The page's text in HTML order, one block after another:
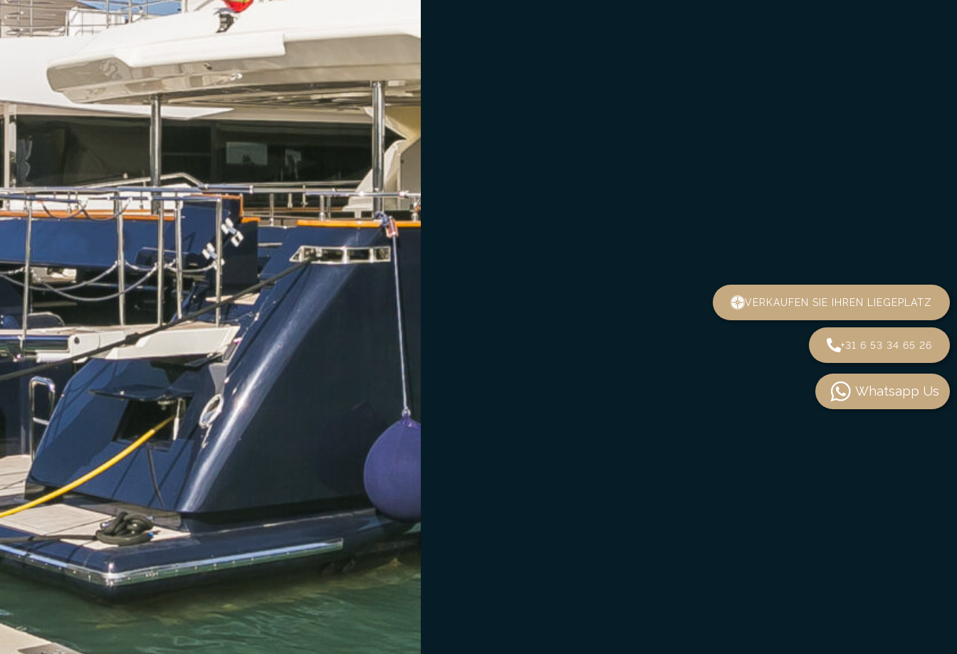
+31 6 53 34 65 26
VERKAUFEN SIE IHREN LIEGEPLATZ
Whatsapp Us